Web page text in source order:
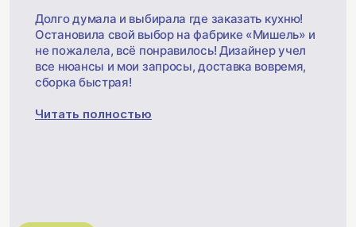
Долго думала и выбирала где заказать кухню!
Остановила свой выбор на фабрике «Мишель» и
не пожалела, всё понравилось! Дизайнер учел
все нюансы и мои запросы, доставка вовремя,
сборка быстрая!
Читать полностью